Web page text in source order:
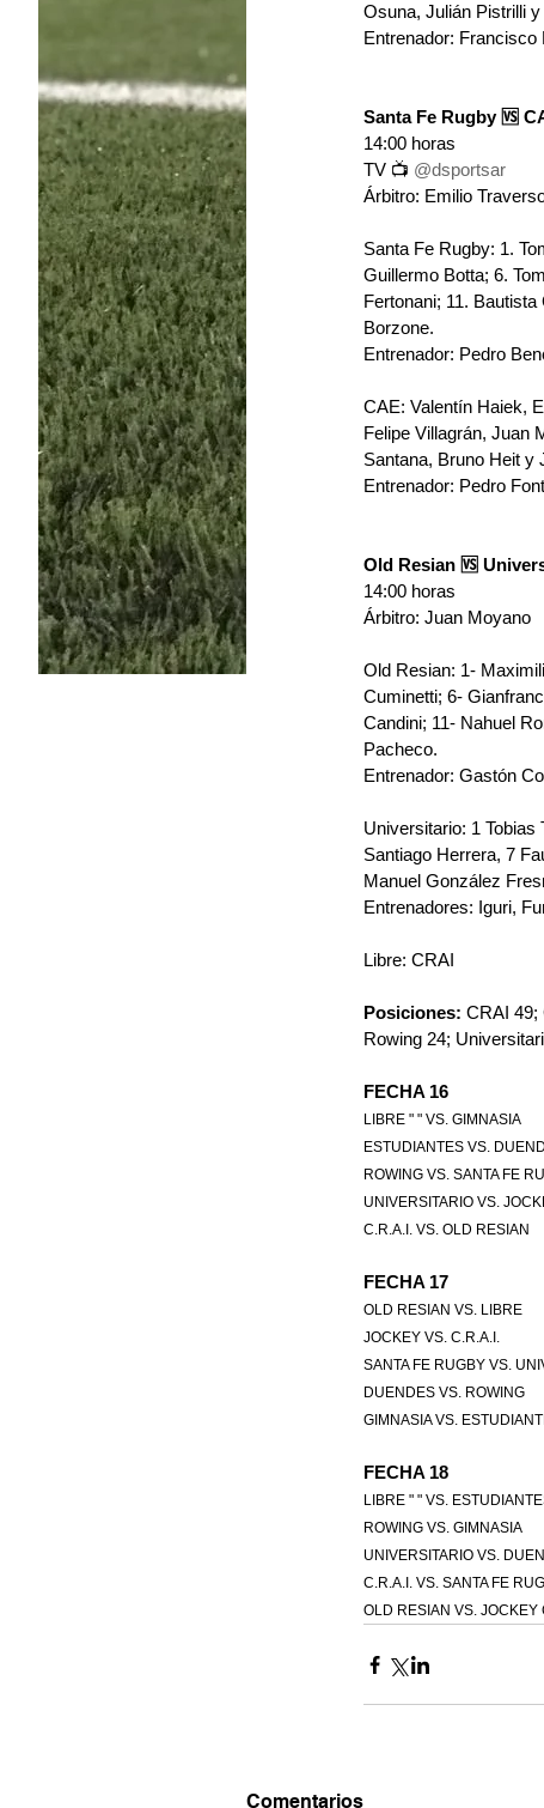
Osuna, Julián Pistrilli
Entrenador: Francisco
Santa Fe Rugby 🆚
14:00 horas
TV 📺 @dsportsar
Árbitro: Emilio
Santa Fe Rugby: 1.⁠
⁠Guillermo Botta; 6.⁠
Fertonani; 11.⁠
Borzone.
Entrenador: Pedro
CAE: Valentín Haiek,
Felipe Villagrán, Juan
Santana, Bruno Heit y
Entrenador: Pedro
Old Resian 🆚
14:00 horas
Árbitro: Juan Moyano
Old Resian: 1-
Cuminetti; 6-
Candini; 11- Nahuel
Pacheco.
Entrenador: Gastón
Universitario: 1
Santiago Herrera, 7
Manuel González
Entrenadores: Iguri,
Libre: CRAI
Posiciones: CRAI 49;
Rowing 24;
FECHA 16
LIBRE " " VS. GIMNASIA
ESTUDIANTES VS.
ROWING VS. SANTA FE
UNIVERSITARIO VS.
C.R.A.I. VS. OLD RESIAN
FECHA 17
OLD RESIAN VS. LIBRE
JOCKEY VS. C.R.A.I.
SANTA FE RUGBY VS.
DUENDES VS. ROWING
GIMNASIA VS.
FECHA 18
LIBRE " " VS.
ROWING VS. GIMNASIA
UNIVERSITARIO VS.
C.R.A.I. VS. SANTA FE
OLD RESIAN VS. JOCKEY
Comentarios